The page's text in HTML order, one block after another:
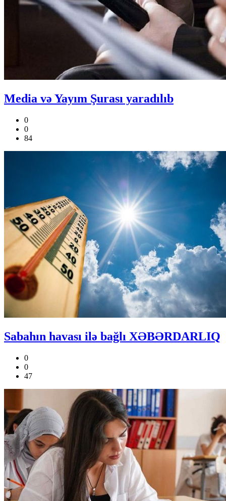
Media və Yayım Şurası yaradılıb
0
0
84
Sabahın havası ilə bağlı XƏBƏRDARLIQ
0
0
47